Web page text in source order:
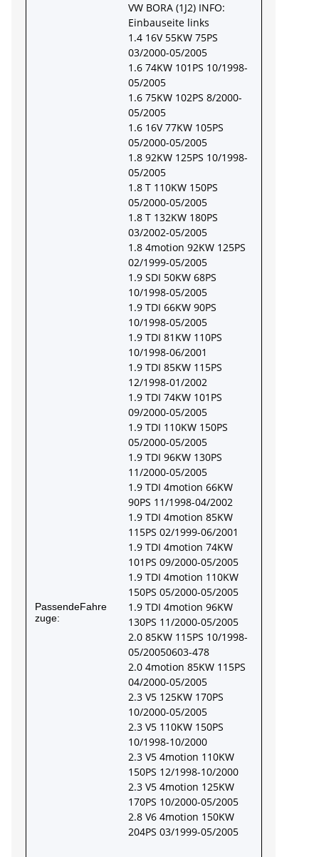
PassendeFahre
zuge:
VW BORA (1J2) INFO:
Einbauseite links
1.4 16V 55KW 75PS
03/2000-05/2005
1.6 74KW 101PS 10/1998-
05/2005
1.6 75KW 102PS 8/2000-
05/2005
1.6 16V 77KW 105PS
05/2000-05/2005
1.8 92KW 125PS 10/1998-
05/2005
1.8 T 110KW 150PS
05/2000-05/2005
1.8 T 132KW 180PS
03/2002-05/2005
1.8 4motion 92KW 125PS
02/1999-05/2005
1.9 SDI 50KW 68PS
10/1998-05/2005
1.9 TDI 66KW 90PS
10/1998-05/2005
1.9 TDI 81KW 110PS
10/1998-06/2001
1.9 TDI 85KW 115PS
12/1998-01/2002
1.9 TDI 74KW 101PS
09/2000-05/2005
1.9 TDI 110KW 150PS
05/2000-05/2005
1.9 TDI 96KW 130PS
11/2000-05/2005
1.9 TDI 4motion 66KW
90PS 11/1998-04/2002
1.9 TDI 4motion 85KW
115PS 02/1999-06/2001
1.9 TDI 4motion 74KW
101PS 09/2000-05/2005
1.9 TDI 4motion 110KW
150PS 05/2000-05/2005
1.9 TDI 4motion 96KW
130PS 11/2000-05/2005
2.0 85KW 115PS 10/1998-
05/20050603-478
2.0 4motion 85KW 115PS
04/2000-05/2005
2.3 V5 125KW 170PS
10/2000-05/2005
2.3 V5 110KW 150PS
10/1998-10/2000
2.3 V5 4motion 110KW
150PS 12/1998-10/2000
2.3 V5 4motion 125KW
170PS 10/2000-05/2005
2.8 V6 4motion 150KW
204PS 03/1999-05/2005